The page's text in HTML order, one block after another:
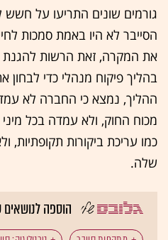
גורמים שונים התריעו על
הסייבר לא היו באמת סמכות
את המקרה, זאת הרשות
בהליך פיקוח מנהלי כדי
ההליך, נמצא כי החברה לא
מכוח החוק, ולא עמדה בכל
כמו עריכת ביקורות
שלה.
הוספה לנושאים